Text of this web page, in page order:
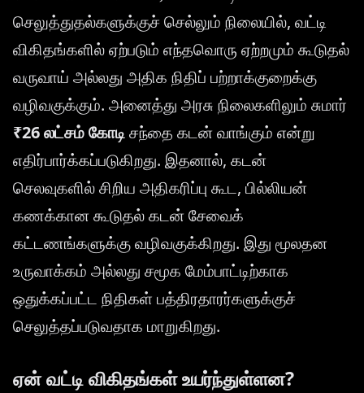
செலுத்துதல்களுக்குச் செல்லும் நிலையில், வட்டி
விகிதங்களில் ஏற்படும் எந்தவொரு ஏற்றமும் கூடுதல்
வருவாய் அல்லது அதிக நிதிப் பற்றாக்குறைக்கு
வழிவகுக்கும். அனைத்து அரசு நிலைகளிலும் சுமார்
₹26 லட்சம் கோடிசந்தை கடன் வாங்கும் என்று
எதிர்பார்க்கப்படுகிறது. இதனால், கடன்
செலவுகளில் சிறிய அதிகரிப்பு கூட, பில்லியன்
கணக்கான கூடுதல் கடன் சேவைக்
கட்டணங்களுக்கு வழிவகுக்கிறது. இது மூலதன
உருவாக்கம் அல்லது சமூக மேம்பாட்டிற்காக
ஒதுக்கப்பட்ட நிதிகள் பத்திரதாரர்களுக்குச்
செலுத்தப்படுவதாக மாறுகிறது.
ஏன் வட்டி விகிதங்கள் உயர்ந்துள்ளன?